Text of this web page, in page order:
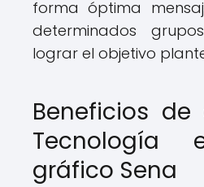
forma óptima
determinados
lograr el objetivo
Beneficios
Tecnología
gráfico Sena